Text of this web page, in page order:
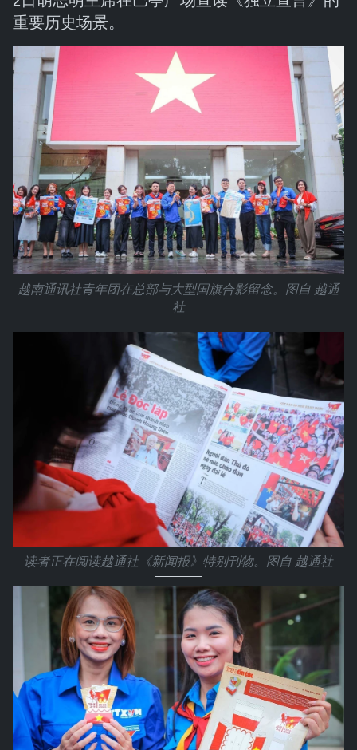
重要历史场景。
越南通讯社青年团在总部与大型国旗合影留念。图自 越通
社
读者正在阅读越通社《新闻报》特别刊物。图自 越通社